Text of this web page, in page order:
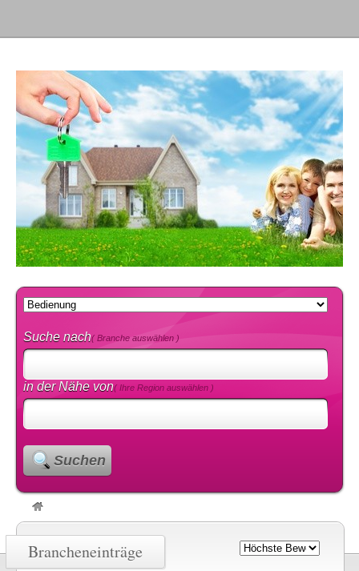
Suche nach( Branche auswählen )
in der Nähe von( Ihre Region auswählen )
Suchen
Brancheneinträge